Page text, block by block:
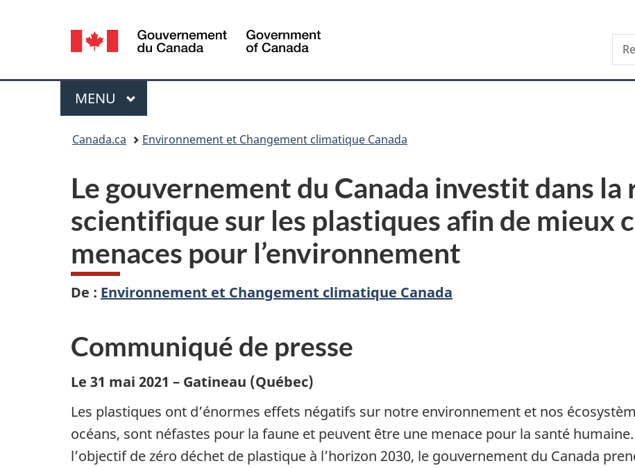
sujet
HTML
Sélection
de
la
langue
Canada
Menu
MENU PRINCIPAL
Canada.ca Environnement et Changement climatique Canada
Le gouvernement du Canada investit dans la
scientifique sur les plastiques afin de mieux
menaces pour l’environnement
De : Environnement et Changement climatique Canada
Communiqué de presse
Le 31 mai 2021 – Gatineau (Québec)
Les plastiques ont d’énormes effets négatifs sur notre environnement et nos
océans, sont néfastes pour la faune et peuvent être une menace pour la santé
l’objectif de zéro déchet de plastique à l’horizon 2030, le gouvernement du Canada